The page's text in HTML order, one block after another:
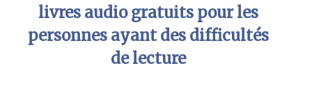
livres audio gratuits pour les
personnes ayant des difficultés
de lecture